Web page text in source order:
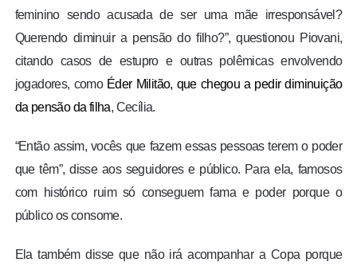
feminino sendo acusada de ser uma mãe irresponsável?
Querendo diminuir a pensão do filho?”, questionou Piovani,
citando casos de estupro e outras polêmicas envolvendo
jogadores, como Éder Militão, que chegou a pedir diminuição
da pensão da filha, Cecília.
“Então assim, vocês que fazem essas pessoas terem o poder
que têm”, disse aos seguidores e público. Para ela, famosos
com histórico ruim só conseguem fama e poder porque o
público os consome.
Ela também disse que não irá acompanhar a Copa porque